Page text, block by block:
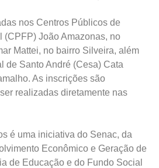
nos Centros Públicos de
(CPFP) João Amazonas, no
Mattei, no bairro Silveira, além
de Santo André (Cesa) Cata
As inscrições são
realizadas diretamente nas
é uma iniciativa do Senac, da
Econômico e Geração de
de Educação e do Fundo Social